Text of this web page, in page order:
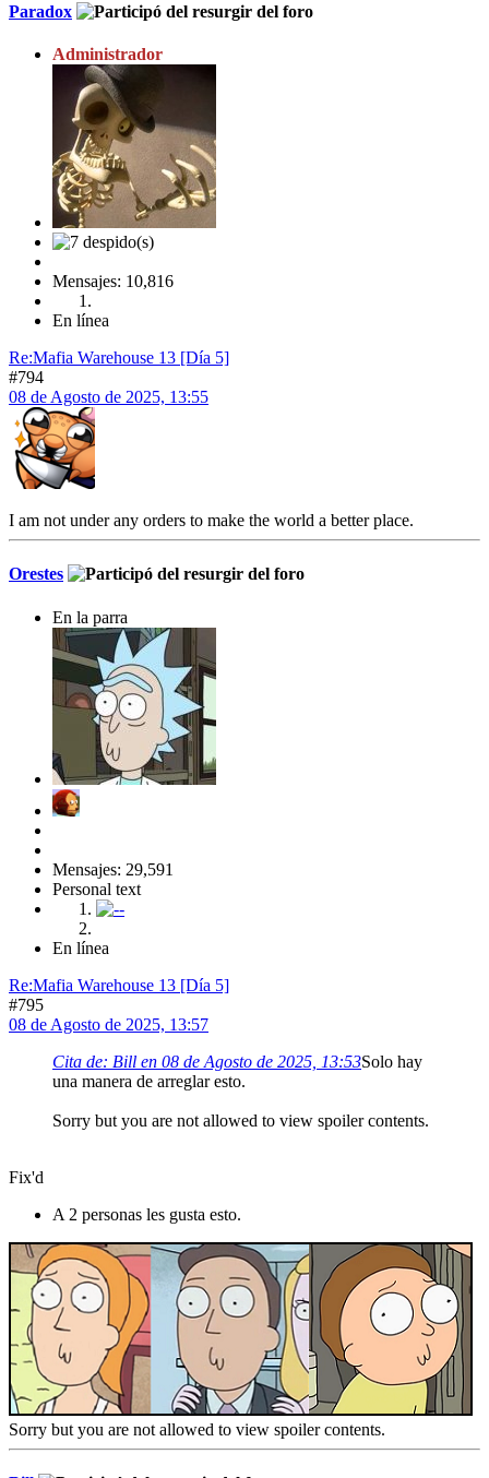
Paradox
Administrador
Mensajes: 10,816
En línea
Re:Mafia Warehouse 13 [Día 5]
#794
08 de Agosto de 2025, 13:55
I am not under any orders to make the world a better place.
Orestes
En la parra
Mensajes: 29,591
Personal text
En línea
Re:Mafia Warehouse 13 [Día 5]
#795
08 de Agosto de 2025, 13:57
Cita de: Bill en 08 de Agosto de 2025, 13:53Solo hay
una manera de arreglar esto.
Sorry but you are not allowed to view spoiler contents.
Fix'd
A 2 personas les gusta esto.
Sorry but you are not allowed to view spoiler contents.